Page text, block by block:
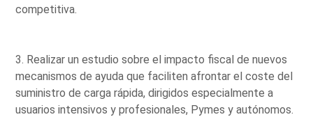
competitiva.
3. Realizar un estudio sobre el impacto fiscal de nuevos
mecanismos de ayuda que faciliten afrontar el coste del
suministro de carga rápida, dirigidos especialmente a
usuarios intensivos y profesionales, Pymes y autónomos.